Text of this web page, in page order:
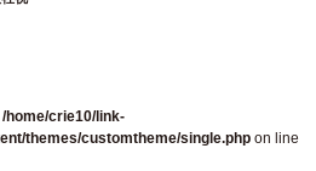
/home/crie10/link-
themes/customtheme/single.php on line